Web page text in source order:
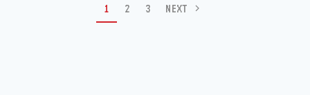
1 2 3 NEXT